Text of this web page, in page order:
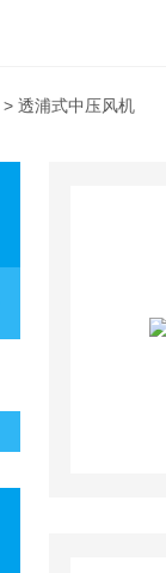
> 透浦式中压风机